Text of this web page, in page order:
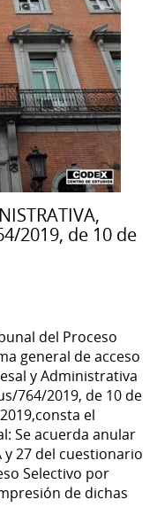
2019, de 10 de
del Proceso
general de acceso
y Administrativa
764/2019, de 10 de
el
Se acuerda anular
27 del cuestionario
Selectivo por
de dichas